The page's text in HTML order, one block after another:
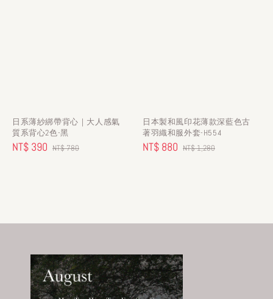
日系薄紗綁帶背心｜大人感氣
質系背心2色-黑
Sale
NT$ 390 Regular
NT$ 780
日本製和風印花薄款深藍色古
著羽織和服外套-H554
Sale
NT$ 880 Regular
NT$ 1,280